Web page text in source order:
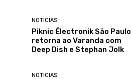
NOTICIAS
Piknic Électronik São Paulo
retorna ao Varanda com
Deep Dish e Stephan Jolk
NOTICIAS